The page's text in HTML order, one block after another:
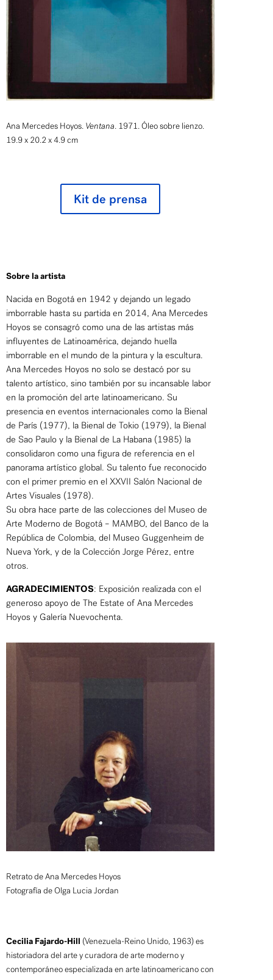
Ana Mercedes Hoyos. Ventana. 1971. Óleo sobre lienzo.
19.9 x 20.2 x 4.9 cm
Kit de prensa
Sobre la artista
Nacida en Bogotá en 1942 y dejando un legado
imborrable hasta su partida en 2014, Ana Mercedes
Hoyos se consagró como una de las artistas más
influyentes de Latinoamérica, dejando huella
imborrable en el mundo de la pintura y la escultura.
Ana Mercedes Hoyos no solo se destacó por su
talento artístico, sino también por su incansable labor
en la promoción del arte latinoamericano. Su
presencia en eventos internacionales como la Bienal
de París (1977), la Bienal de Tokio (1979), la Bienal
de Sao Paulo y la Bienal de La Habana (1985) la
consolidaron como una figura de referencia en el
panorama artístico global. Su talento fue reconocido
con el primer premio en el XXVII Salón Nacional de
Artes Visuales (1978).
Su obra hace parte de las colecciones del Museo de
Arte Moderno de Bogotá – MAMBO, del Banco de la
República de Colombia, del Museo Guggenheim de
Nueva York, y de la Colección Jorge Pérez, entre
otros.
AGRADECIMIENTOS: Exposición realizada con el
generoso apoyo de The Estate of Ana Mercedes
Hoyos y Galería Nuevochenta.
Retrato de Ana Mercedes Hoyos
Fotografía de Olga Lucia Jordan
Cecilia Fajardo-Hill (Venezuela-Reino Unido, 1963) es
historiadora del arte y curadora de arte moderno y
contemporáneo especializada en arte latinoamericano con